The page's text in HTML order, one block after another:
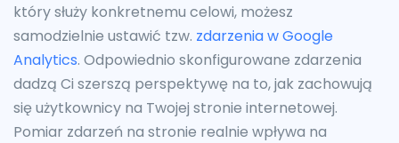
który służy konkretnemu celowi, możesz
samodzielnie ustawić tzw. zdarzenia w Google
Analytics. Odpowiednio skonfigurowane zdarzenia
dadzą Ci szerszą perspektywę na to, jak zachowują
się użytkownicy na Twojej stronie internetowej.
Pomiar zdarzeń na stronie realnie wpływa na